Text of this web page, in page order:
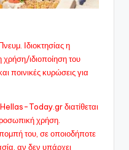
Ιδιοκτησίας η
ιδιοποίηση του
ποινικές κυρώσεις για
Today.gr διατίθεται
χρήση.
του, σε οποιοδήποτε
αν δεν υπάρχει